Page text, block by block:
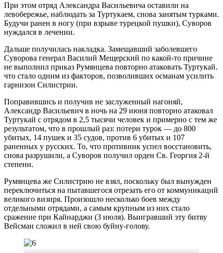
При этом отряд Александра Васильевича оставили на
левобережье, наблюдать за Туртукаем, снова занятым турками.
Будучи ранен в ногу (при взрыве турецкой пушки), Суворов
нуждался в лечении.
Дальше получилась накладка. Замещавший заболевшего
Суворова генерал Василий Мещерский по какой-то причине
не выполнил приказ Румянцева повторно атаковать Туртукай.
что стало одним из факторов, позволивших османам усилить
гарнизон Силистрии.
Поправившись и получив не заслуженный нагоняй,
Александр Васильевич в ночь на 29 июня повторно атаковал
Туртукай с отрядом в 2,5 тысячи человек и примерно с тем же
результатом, что в прошлый раз: потери турок — до 800
убитых, 14 пушек и 35 судов, против 6 убитых и 107
раненных у русских. То, что противник успел восстановить,
снова разрушили, а Суворов получил орден Св. Георгия 2-й
степени.
Румянцева же Силистрию не взял, поскольку был вынужден
переключиться на пытавшегося отрезать его от коммуникаций
великого визиря. Произошло несколько боев между
отдельными отрядами, а самым крупным из них стало
сражение при Кайнарджи (3 июля). Выигравший эту битву
Вейсман сложил в ней свою буйну-голову.